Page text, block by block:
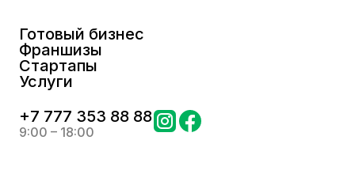
Готовый бизнес
Франшизы
Стартапы
Услуги
+7 777 353 88 88
9:00 – 18:00